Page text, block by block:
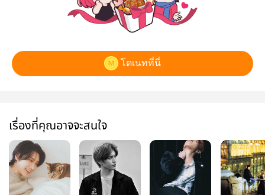
โดเนทที่นี่
เรื่องที่คุณอาจจะสนใจ